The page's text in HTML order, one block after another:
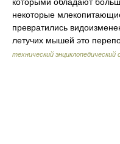
некоторые
превратились
летучих мышей это
технический энциклопедический